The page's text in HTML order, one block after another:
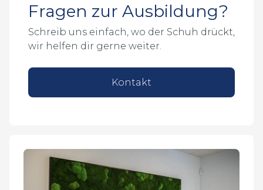
Fragen zur Ausbildung?
Schreib uns einfach, wo der Schuh drückt,
wir helfen dir gerne weiter.
Kontakt